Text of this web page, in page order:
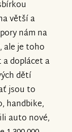
větší a
nám na
, ale je toho
doplácet a
dětí
jsou to
handbike,
auto nové,